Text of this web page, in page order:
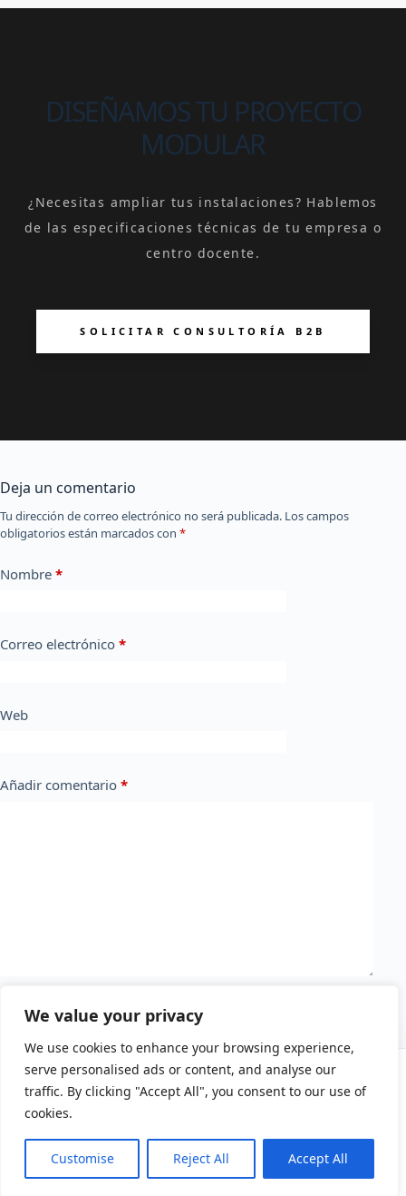
We value your privacy
We use cookies to enhance your browsing experience,
serve personalised ads or content, and analyse our
traffic. By clicking "Accept All", you consent to our use of
cookies.
Customise Reject All Accept All
PRIVACIDAD Y COOKIES
Utilizamos cookies propias y de terceros para optimizar tu experiencia
y realizar labores analíticas. Puedes configurarlas o leer más en
RECHAZAR ACEPTAR
DISEÑAMOS TU PROYECTO
MODULAR
¿Necesitas ampliar tus instalaciones? Hablemos
de las especificaciones técnicas de tu empresa o
centro docente.
SOLICITAR CONSULTORÍA B2B
Deja un comentario
Tu dirección de correo electrónico no será publicada. Los campos
obligatorios están marcados con *
Nombre *
Correo electrónico *
Web
Añadir comentario *
Guarda mi nombre, correo electrónico y web en este
navegador para la próxima vez que comente.
Publicar el comentario
Copyright © 2026 - Tema para WordPress de